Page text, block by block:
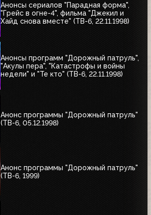
Анонсы сериалов "Парадная форма",
"Грейс в огне-4", фильма "Джекил и
Хайд снова вместе" (ТВ-6, 22.11.1998)
Анонсы программ "Дорожный патруль",
"Акулы пера", "Катастрофы и войны
недели" и "Те кто" (ТВ-6, 22.11.1998)
Анонс программы "Дорожный патруль"
(ТВ-6, 05.12.1998)
Анонс программы "Дорожный патруль"
(ТВ-6, 1999)